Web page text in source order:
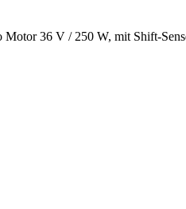
36 V / 250 W, mit Shift-